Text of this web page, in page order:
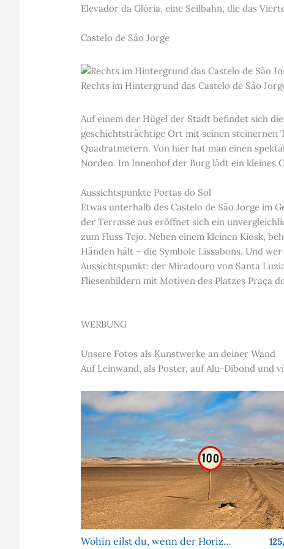
Elevador da Glória, eine Seilbahn, die das
Castelo de São Jorge
Rechts im Hintergrund das Castelo de São
Auf einem der Hügel der Stadt befindet sich
geschichtsträchtige Ort mit seinen steinernen
Quadratmetern. Von hier hat man einen
Norden. Im Innenhof der Burg lädt ein kleines
Aussichtspunkte Portas do Sol
Etwas unterhalb des Castelo de São Jorge im
der Terrasse aus eröffnet sich ein
zum Fluss Tejo. Neben einem kleinen Kiosk,
Händen hält – die Symbole Lissabons. Und
Aussichtspunkt: der Miradouro von Santa
Fliesenbildern mit Motiven des Platzes Praça
WERBUNG
Unsere Fotos als Kunstwerke an deiner Wand
Auf Leinwand, als Poster, auf Alu-Dibond und
Wohin eilst du, wenn der Horizont sich nie nähert?